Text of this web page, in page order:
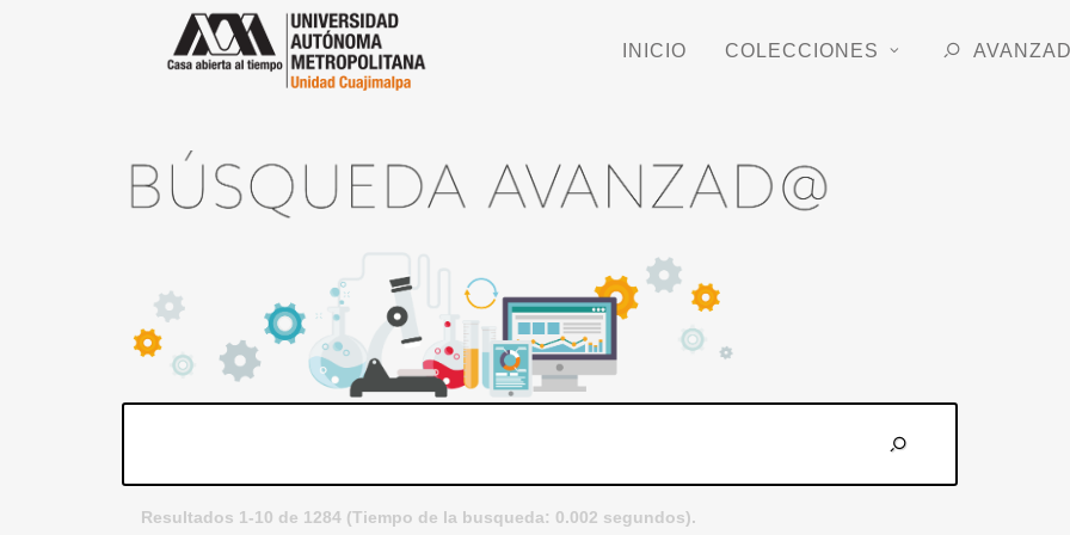
INICIO COLECCIONES
Resultados 1-10 de 1284 (Tiempo de la busqueda: 0.002 segundos).